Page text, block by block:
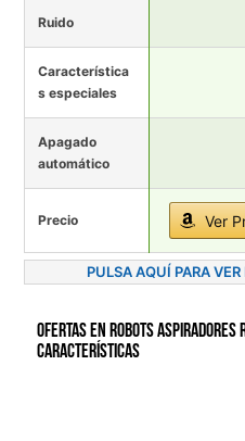
Ruido
Característica
s especiales
Apagado
automático
Precio Ver
PULSA AQUÍ PARA
Ofertas en Robots
características